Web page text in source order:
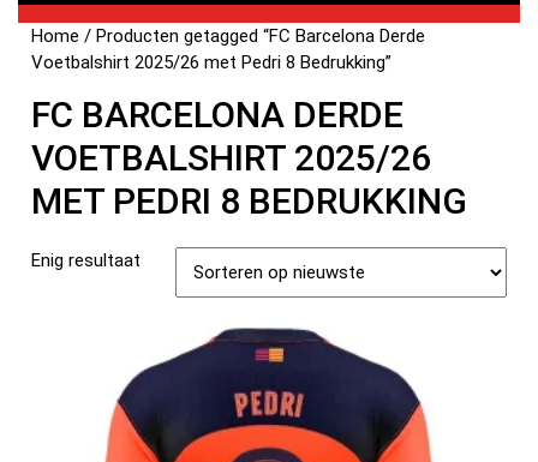
Home / Producten getagged “FC Barcelona Derde
Voetbalshirt 2025/26 met Pedri 8 Bedrukking”
FC BARCELONA DERDE
VOETBALSHIRT 2025/26
MET PEDRI 8 BEDRUKKING
Enig resultaat